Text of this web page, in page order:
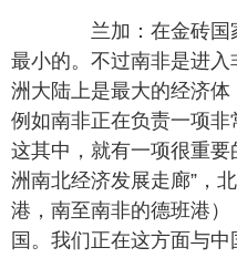
兰加：在金砖国
最小的。不过南非是进
洲大陆上是最大的经济体
例如南非正在负责一项
这其中，就有一项很重
洲南北经济发展走廊”，
港，南至南非的德班港
国。我们正在这方面与